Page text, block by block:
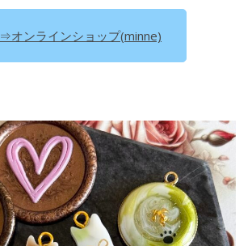
⇒オンラインショップ(minne)